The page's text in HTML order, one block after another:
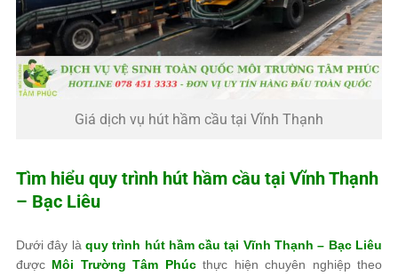
Giá dịch vụ hút hầm cầu tại Vĩnh Thạnh
Tìm hiểu quy trình hút hầm cầu tại Vĩnh Thạnh
– Bạc Liêu
Dưới đây là quy trình hút hầm cầu tại Vĩnh Thạnh – Bạc Liêu
được Môi Trường Tâm Phúcthực hiện chuyên nghiệp theo